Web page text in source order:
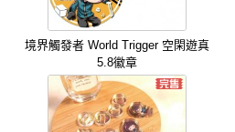
境界觸發者 World Trigger 空閑遊真
5.8徽章